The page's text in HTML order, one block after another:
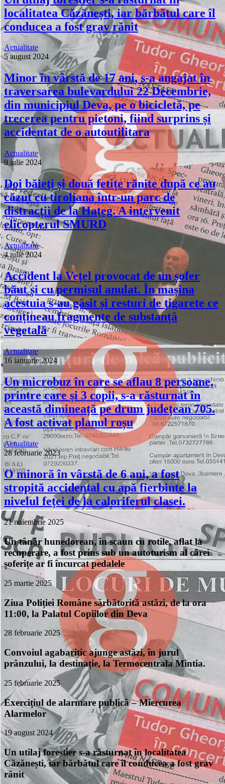
localitatea Căzănești, iar bărbătul care îl
conducea a fost grav rănit
Actualitate
5 august 2024
Minor în vârstă de 17 ani, s-a angajat în
traversarea bulevardului 22 Decembrie,
din municipiul Deva, pe o bicicletă, pe
trecerea pentru pietoni, fiind surprins și
accidentat de o autoutilitara
Actualitate
9 iulie 2024
Doi băieți și două fetițe rănite după ce au
căzut cu tiroliana într-un parc de
distracții de la Hațeg. A intervenit
elicopterul SMURD
Actualitate
4 iulie 2024
Accident la Vețel provocat de un șofer
băut și cu permisul anulat. În mașina
acestuia s-au găsit și resturi de țigarete ce
conțineau fragmente de substanță
vegetală
Actualitate
16 ianuarie 2024
Un microbuz în care se aflau 8 persoane,
printre care și 3 copii, s-a răsturnat în
această dimineață pe drum județean 705.
A fost activat planul roșu
Actualitate
28 februarie 2023
O minoră în vârstă de 6 ani, a fost
stropită accidental cu apă fierbinte la
nivelul feței de la caloriferul clasei.
21 noiembrie 2025
Un tânăr hunedorean, în scaun cu rotile, aflat la
recuperare, a fost prins sub un autoturism al cărei
șoferițe ar fi încurcat pedalele
25 martie 2025
Ziua Poliției Române sărbătorită astăzi, de la ora
11:00, la Palatul Copiilor din Deva
28 februarie 2025
Convoiul agabaritic ajunge astăzi, în jurul
prânzului, la destinație, la Termocentrala Mintia.
25 februarie 2025
Exercițiul de alarmare publică – Miercurea
Alarmelor
19 august 2024
Un utilaj forestier s-a răsturnat în localitatea
Căzănești, iar bărbătul care îl conducea a fost grav
rănit